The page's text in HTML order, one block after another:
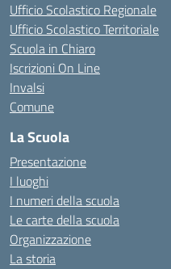
Ufficio Scolastico Regionale
Ufficio Scolastico Territoriale
Scuola in Chiaro
Iscrizioni On Line
Invalsi
Comune
La Scuola
Presentazione
I luoghi
I numeri della scuola
Le carte della scuola
Organizzazione
La storia